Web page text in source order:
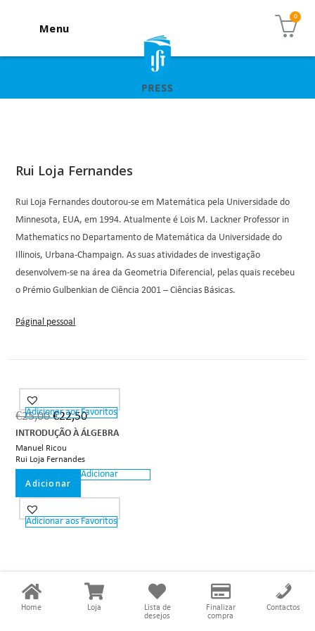
Menu
Rui Loja Fernandes
Rui Loja Fernandes doutorou-se em Matemática pela Universidade do
Minnesota, EUA, em 1994. Atualmente é Lois M. Lackner Professor in
Mathematics no Departamento de Matemática da Universidade do
Illinois, Urbana-Champaign. As suas atividades de investigação
desenvolvem-se na área da Geometria Diferencial, pelas quais recebeu
o Prémio Gulbenkian de Ciência 2001 – Ciências Básicas.
Páginal pessoal
Adicionar aos Favoritos
€25,00 €22,50
INTRODUÇÃO À ÁLGEBRA
Manuel Ricou
Rui Loja Fernandes
Adicionar
Adicionar
Adicionar aos Favoritos
Home Loja
Lista de
desejos
Finalizar
compra
Contactos